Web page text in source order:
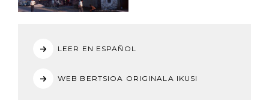
LEER EN ESPAÑOL
WEB BERTSIOA ORIGINALA IKUSI